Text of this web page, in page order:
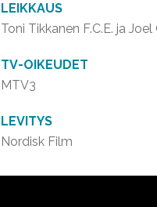
LEIKKAUS
Toni Tikkanen F.C.E. ja
TV-OIKEUDET
MTV3
LEVITYS
Nordisk Film